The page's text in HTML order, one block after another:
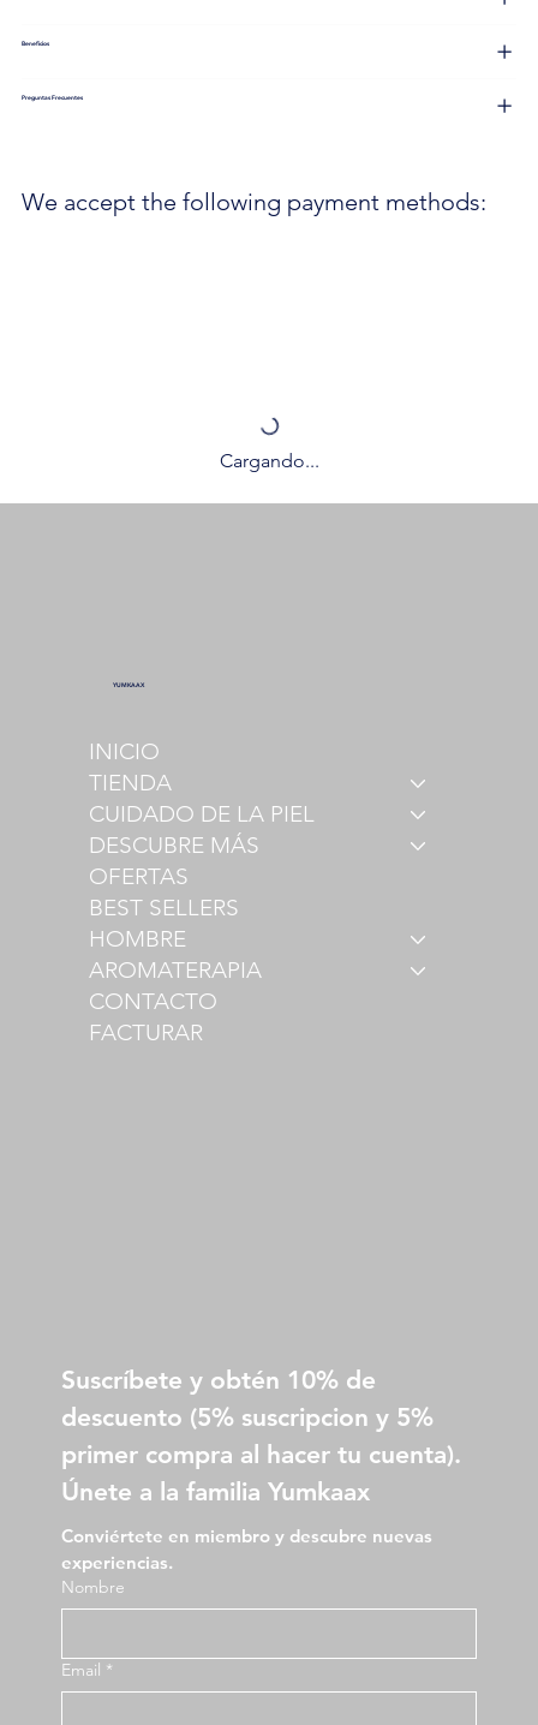
Beneficios
Preguntas Frecuentes
Cargando...
We accept the following payment methods:
YUMKAAX
INICIO
TIENDA
CUIDADO DE LA PIEL
DESCUBRE MÁS
OFERTAS
BEST SELLERS
HOMBRE
AROMATERAPIA
CONTACTO
FACTURAR
Suscríbete y obtén 10% de
descuento (5% suscripcion y 5%
primer compra al hacer tu cuenta).
Únete a la familia Yumkaax
Conviértete en miembro y descubre nuevas
experiencias.
Nombre
Email *